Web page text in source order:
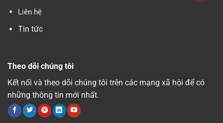
Liên hệ
Tin tức
Theo dõi chúng tôi
Kết nối và theo dõi chúng tôi trên các mạng xã hội để có
những thông tin mới nhất.